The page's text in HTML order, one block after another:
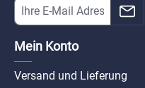
Mein Konto
Versand und Lieferung